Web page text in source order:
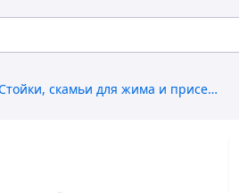
Стойки, скамьи для жима и приседаний